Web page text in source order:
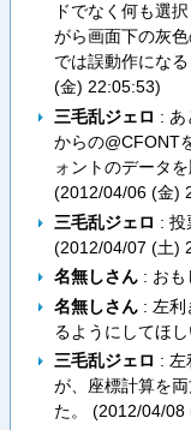
ドでなく何も選
がら画面下の灰
では誤動作にな
(金) 22:05:53)
三毛乱ジェロ : あ
からの@CFONT
ォントのデータ
(2012/04/06 (金)
三毛乱ジェロ : 投
(2012/04/07 (土)
名無しさん: おも
名無しさん: 左利
るようにしてほ
三毛乱ジェロ : 左
が、座標計算を
た。 (2012/04/08